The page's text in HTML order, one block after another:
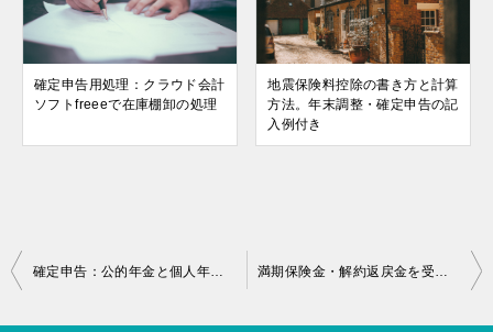
確定申告用処理：クラウド会計
ソフトfreeeで在庫棚卸の処理
地震保険料控除の書き方と計算
方法。年末調整・確定申告の記
入例付き
投